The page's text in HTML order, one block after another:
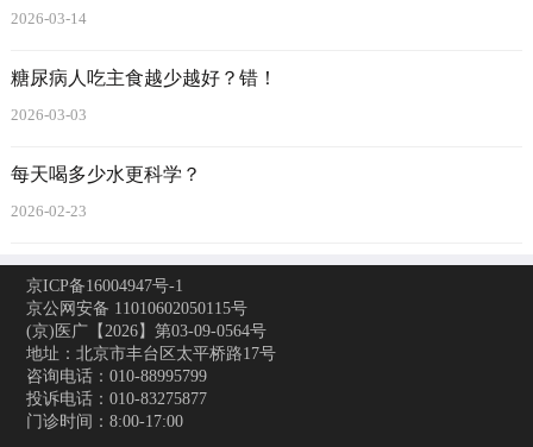
2026-03-14
糖尿病人吃主食越少越好？错！
2026-03-03
每天喝多少水更科学？
2026-02-23
京ICP备16004947号-1
京公网安备 11010602050115号
(京)医广【2026】第03-09-0564号
地址：北京市丰台区太平桥路17号
咨询电话：010-88995799
投诉电话：010-83275877
门诊时间：8:00-17:00